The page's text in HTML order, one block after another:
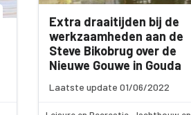
Extra draaitijden bij de
werkzaamheden aan de
Steve Bikobrug over de
Nieuwe Gouwe in Gouda
Laatste update 01/06/2022